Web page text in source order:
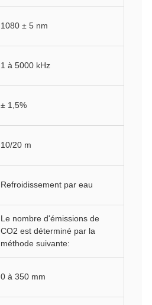
1080 ± 5 nm
1 à 5000 kHz
± 1,5%
10/20 m
Refroidissement par eau
Le nombre d'émissions de
CO2 est déterminé par la
méthode suivante:
0 à 350 mm